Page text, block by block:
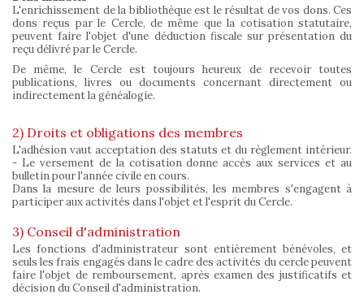
L'enrichissement de la bibliothèque est le résultat de vos dons. Ces
dons reçus par le Cercle, de même que la cotisation statutaire,
peuvent faire l'objet d'une déduction fiscale sur présentation du
reçu délivré par le Cercle.
De même, le Cercle est toujours heureux de recevoir toutes
publications, livres ou documents concernant directement ou
indirectement la généalogie.
2) Droits et obligations des membres
L'adhésion vaut acceptation des statuts et du règlement intérieur.
- Le versement de la cotisation donne accès aux services et au
bulletin pour l'année civile en cours.
Dans la mesure de leurs possibilités, les membres s'engagent à
participer aux activités dans l'objet et l'esprit du Cercle.
3) Conseil d'administration
Les fonctions d'administrateur sont entièrement bénévoles, et
seuls les frais engagés dans le cadre des activités du cercle peuvent
faire l'objet de remboursement, après examen des justificatifs et
décision du Conseil d'administration.